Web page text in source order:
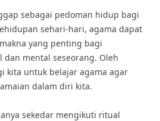
sebagai pedoman hidup bagi
sehari-hari, agama dapat
yang penting bagi
mental seseorang. Oleh
kita untuk belajar agama agar
dalam diri kita.
sekedar mengikuti ritual